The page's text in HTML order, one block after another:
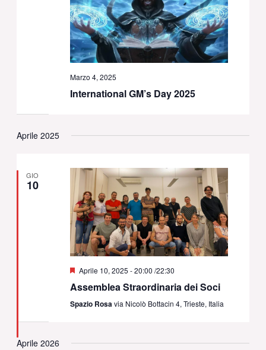
Marzo 4, 2025
International GM’s Day 2025
Aprile 2025
GIO
10
Segnalati
Aprile 10, 2025 - 20:00 /22:30
Assemblea Straordinaria dei Soci
Spazio Rosavia Nicolò Bottacin 4, Trieste, Italia
Aprile 2026